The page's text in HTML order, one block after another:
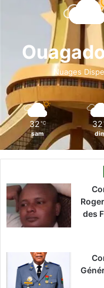
b
o
k
Nuages
32 ℃
sam
32
des